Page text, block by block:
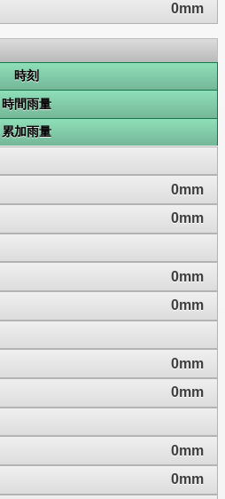
0mm
時刻
時間雨量
累加雨量
0mm
0mm
0mm
0mm
0mm
0mm
0mm
0mm